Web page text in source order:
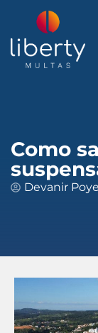
Como
Devanir